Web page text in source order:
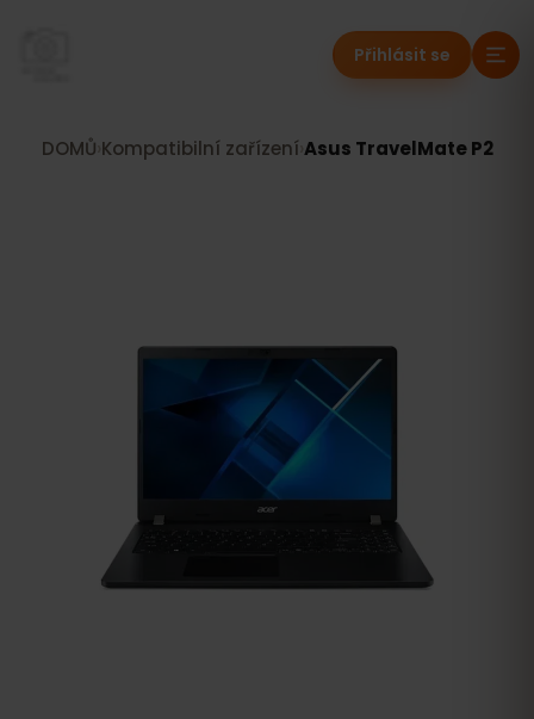
Přihlásit se
DOMŮ Kompatibilní zařízení Asus TravelMate P2